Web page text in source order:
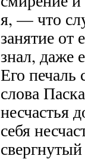
я, — что
занятие от
знал, даже
Его печаль
слова
несчастья
себя